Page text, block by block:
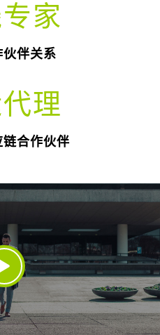
家
伴关系
理
合作伙伴